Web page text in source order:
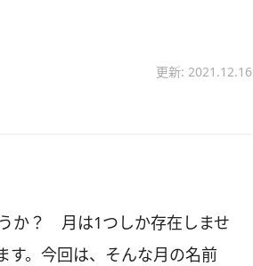
更新: 2021.12.16
か？ 月は1つしか存在しませ
す。今回は、そんな月の名前